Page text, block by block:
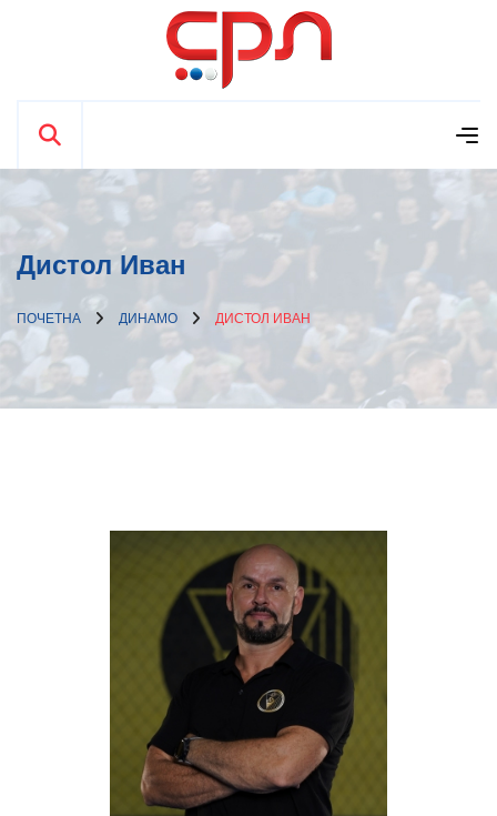
Дистол Иван
ПОЧЕТНА ДИНАМО ДИСТОЛ ИВАН